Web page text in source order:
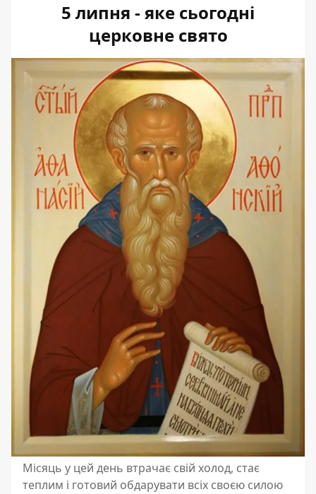
5 липня - яке сьогодні
церковне свято
Місяць у цей день втрачає свій холод, стає
теплим і готовий обдарувати всіх своєю силою